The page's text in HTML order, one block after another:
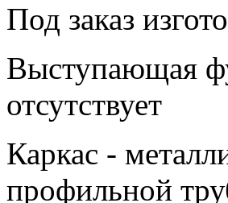
Под заказ
Выступающая
отсутствует
Каркас -
профильной